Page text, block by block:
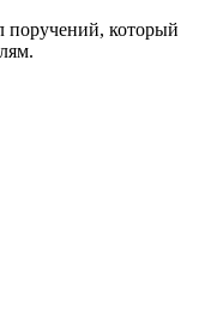
поручений, который